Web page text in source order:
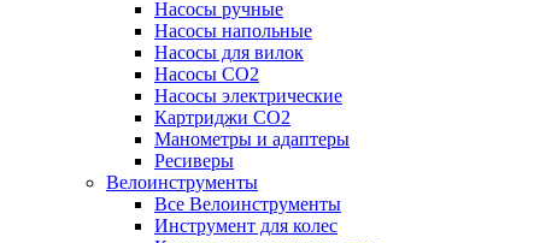
Насосы ручные
Насосы напольные
Насосы для вилок
Насосы CO2
Насосы электрические
Картриджи CO2
Манометры и адаптеры
Ресиверы
Велоинструменты
Все Велоинструменты
Инструмент для колес